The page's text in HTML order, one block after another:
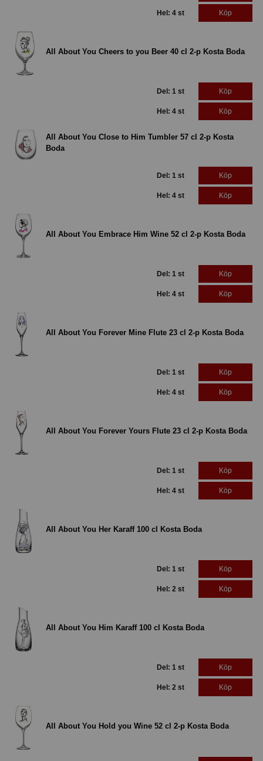
Hel: 4 st Köp
All About You Cheers to you Beer 40 cl 2-p Kosta Boda
Del: 1 st Köp
Hel: 4 st Köp
All About You Close to Him Tumbler 57 cl 2-p Kosta
Boda
Del: 1 st Köp
Hel: 4 st Köp
All About You Embrace Him Wine 52 cl 2-p Kosta Boda
Del: 1 st Köp
Hel: 4 st Köp
All About You Forever Mine Flute 23 cl 2-p Kosta Boda
Del: 1 st Köp
Hel: 4 st Köp
All About You Forever Yours Flute 23 cl 2-p Kosta Boda
Del: 1 st Köp
Hel: 4 st Köp
All About You Her Karaff 100 cl Kosta Boda
Del: 1 st Köp
Hel: 2 st Köp
All About You Him Karaff 100 cl Kosta Boda
Del: 1 st Köp
Hel: 2 st Köp
All About You Hold you Wine 52 cl 2-p Kosta Boda